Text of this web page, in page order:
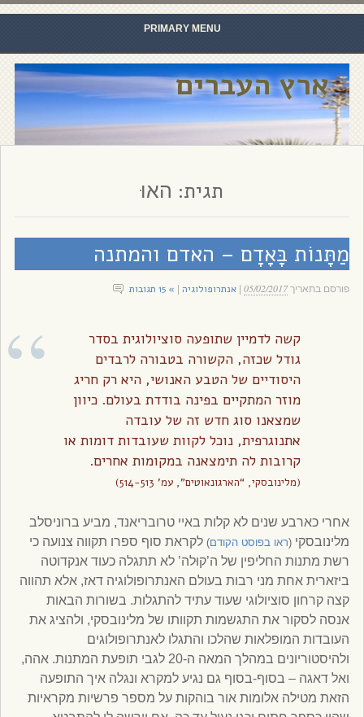
PRIMARY MENU
Skip to content
ארץ העברים
תגית: האוּ
מַתָּנוֹת בָּאָדָם – האדם והמתנה
פורסם בתאריך05/02/2017
|אנתרופולוגיה » 15 תגובות
קשה לדמיין שתופעה סוציולוגית בסדר
גודל שכזה, הקשורה בטבורה לרבדים
היסודיים של הטבע האנושי, היא רק חריג
מוזר המתקיים בפינה בודדת בעולם. כיוון
שמצאנו סוג חדש זה של עובדה
אתנוגרפית, נוכל לקוות שעובדות דומות או
קרובות לה תימצאנה במקומות אחרים.
(מלינובסקי, “הארגונאוטים”, עמ’ 514-513)
אחרי כארבע שנים לא קלות באיי טרובריאנד, מביע ברוניסלב
מלינובסקי(ראו בפוסט הקודם) לקראת סוף ספרו תקווה צנועה כי
רשת מתנות החליפין של ה’קוּלה’ לא תתגלה כעוד אנקדוטה
ביזארית אחת מני רבות בעולם האנתרופולוגיה דאז, אלא תהווה
קצה קרחון סוציולוגי שעוד עתיד להתגלות. בשורות הבאות
אנסה לסקור את התגשמות תקוותו של מלינובסקי, ולהציג את
העובדות המופלאות שהלכו והתגלו לאנתרופולוגים
ולהיסטוריונים במהלך המאה ה-20 לגבי תופעת המתנות. אהה,
ואל דאגה – בסוף-בסוף גם נגיע למקרא ונגלה איך התופעה
הזאת מטילה אלומות אור בוהקות על מספר פרשיות מקראיות